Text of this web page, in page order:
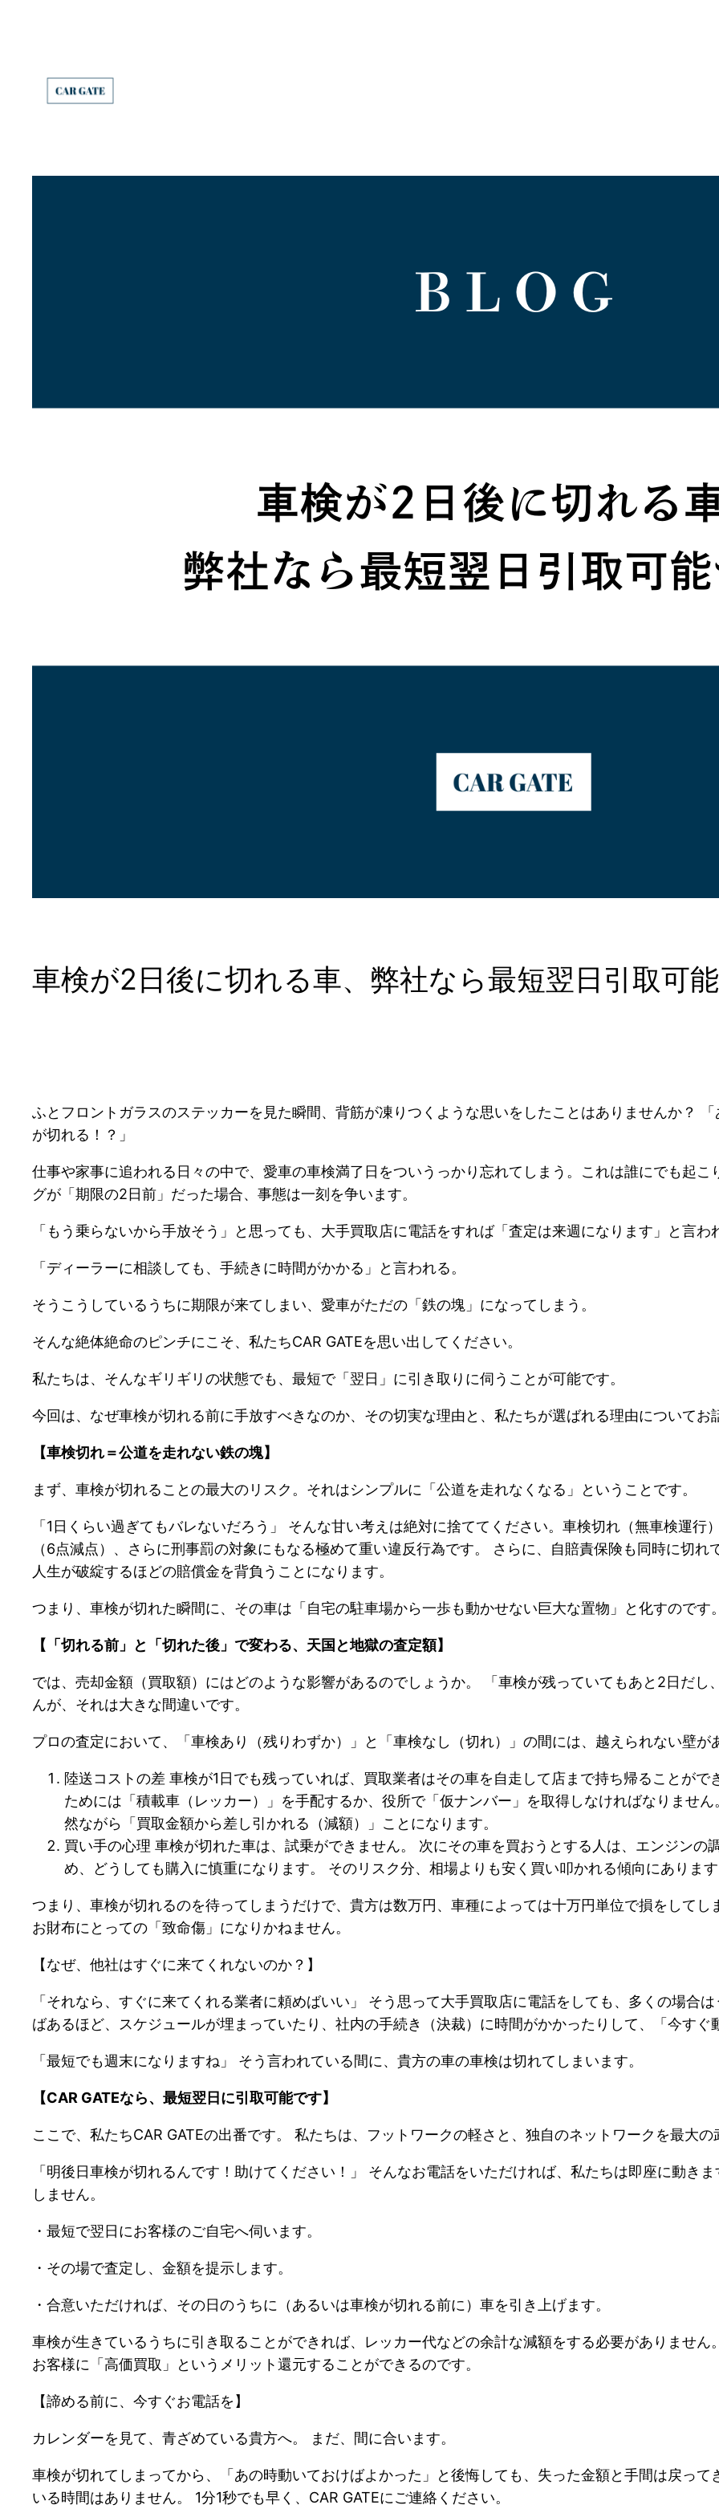
車検が2日後に切れる車、弊社なら最短翌日引取可
ふとフロントガラスのステッカーを見た瞬間、背筋が凍りつくような思いをしたことはありませんか？
が切れる！？」
仕事や家事に追われる日々の中で、愛車の車検満了日をついうっかり忘れてしまう。これは誰にでも起
グが「期限の2日前」だった場合、事態は一刻を争います。
「もう乗らないから手放そう」と思っても、大手買取店に電話をすれば「査定は来週になります」と言わ
「ディーラーに相談しても、手続きに時間がかかる」と言われる。
そうこうしているうちに期限が来てしまい、愛車がただの「鉄の塊」になってしまう。
そんな絶体絶命のピンチにこそ、私たちCAR GATEを思い出してください。
私たちは、そんなギリギリの状態でも、最短で「翌日」に引き取りに伺うことが可能です。
今回は、なぜ車検が切れる前に手放すべきなのか、その切実な理由と、私たちが選ばれる理由についてお
【車検切れ＝公道を走れない鉄の塊】
まず、車検が切れることの最大のリスク。それはシンプルに「公道を走れなくなる」ということです。
「1日くらい過ぎてもバレないだろう」 そんな甘い考えは絶対に捨ててください。車検切れ（無車検運
（6点減点）、さらに刑事罰の対象にもなる極めて重い違反行為です。 さらに、自賠責保険も同時に切
人生が破綻するほどの賠償金を背負うことになります。
つまり、車検が切れた瞬間に、その車は「自宅の駐車場から一歩も動かせない巨大な置物」と化すのです
【「切れる前」と「切れた後」で変わる、天国と地獄の査定額】
では、売却金額（買取額）にはどのような影響があるのでしょうか。 「車検が残っていてもあと2日だ
んが、それは大きな間違いです。
プロの査定において、「車検あり（残りわずか）」と「車検なし（切れ）」の間には、越えられない壁が
陸送コストの差 車検が1日でも残っていれば、買取業者はその車を自走して店まで持ち帰ることが
ためには「積載車（レッカー）」を手配するか、役所で「仮ナンバー」を取得しなければなりませ
然ながら「買取金額から差し引かれる（減額）」ことになります。
買い手の心理 車検が切れた車は、試乗ができません。 次にその車を買おうとする人は、エンジンの
め、どうしても購入に慎重になります。 そのリスク分、相場よりも安く買い叩かれる傾向にありま
つまり、車検が切れるのを待ってしまうだけで、貴方は数万円、車種によっては十万円単位で損をして
お財布にとっての「致命傷」になりかねません。
【なぜ、他社はすぐに来てくれないのか？】
「それなら、すぐに来てくれる業者に頼めばいい」 そう思って大手買取店に電話をしても、多くの場合
ばあるほど、スケジュールが埋まっていたり、社内の手続き（決裁）に時間がかかったりして、「今すぐ
「最短でも週末になりますね」 そう言われている間に、貴方の車の車検は切れてしまいます。
【CAR GATEなら、最短翌日に引取可能です】
ここで、私たちCAR GATEの出番です。 私たちは、フットワークの軽さと、独自のネットワークを最大
「明後日車検が切れるんです！助けてください！」 そんなお電話をいただければ、私たちは即座に動き
しません。
・最短で翌日にお客様のご自宅へ伺います。
・その場で査定し、金額を提示します。
・合意いただければ、その日のうちに（あるいは車検が切れる前に）車を引き上げます。
車検が生きているうちに引き取ることができれば、レッカー代などの余計な減額をする必要がありませ
お客様に「高価買取」というメリット還元することができるのです。
【諦める前に、今すぐお電話を】
カレンダーを見て、青ざめている貴方へ。 まだ、間に合います。
車検が切れてしまってから、「あの時動いておけばよかった」と後悔しても、失った金額と手間は戻っ
いる時間はありません。 1分1秒でも早く、CAR GATEにご連絡ください。